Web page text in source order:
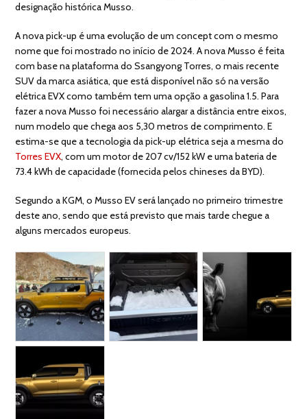
designação histórica Musso.
A nova pick-up é uma evolução de um concept com o mesmo
nome que foi mostrado no início de 2024. A nova Musso é feita
com base na plataforma do Ssangyong Torres, o mais recente
SUV da marca asiática, que está disponível não só na versão
elétrica EVX como também tem uma opção a gasolina 1.5. Para
fazer a nova Musso foi necessário alargar a distância entre eixos,
num modelo que chega aos 5,30 metros de comprimento. E
estima-se que a tecnologia da pick-up elétrica seja a mesma do
Torres EVX, com um motor de 207 cv/152 kW e uma bateria de
73.4 kWh de capacidade (fornecida pelos chineses da BYD).
Segundo a KGM, o Musso EV será lançado no primeiro trimestre
deste ano, sendo que está previsto que mais tarde chegue a
alguns mercados europeus.